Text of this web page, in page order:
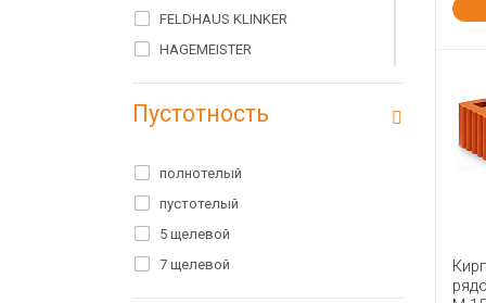
FELDHAUS KLINKER
HAGEMEISTER
HEYLEN BRICKS
IBSTOCK
RAUF
Rauf Fassade
Terex
WIENERBERGER TERCA
Пустотность
полнотелый
пустотелый
5 щелевой
7 щелевой